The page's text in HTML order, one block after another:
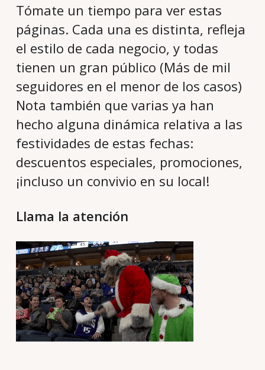
Tómate un tiempo para ver estas
páginas. Cada una es distinta, refleja
el estilo de cada negocio, y todas
tienen un gran público (Más de mil
seguidores en el menor de los casos)
Nota también que varias ya han
hecho alguna dinámica relativa a las
festividades de estas fechas:
descuentos especiales, promociones,
¡incluso un convivio en su local!
Llama la atención